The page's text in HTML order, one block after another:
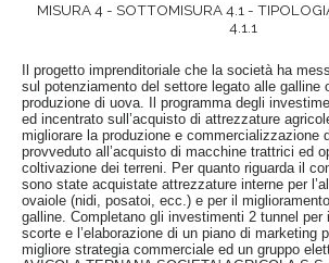
MISURA 4 - SOTTOMISURA 4.1 -
4.1.1
Il progetto imprenditoriale che la società ha
sul potenziamento del settore legato alle galline
produzione di uova. Il programma degli
ed incentrato sull’acquisto di attrezzature
migliorare la produzione e commercializzazione
provveduto all’acquisto di macchine trattrici ed
coltivazione dei terreni. Per quanto riguarda il
sono state acquistate attrezzature interne per
ovaiole (nidi, posatoi, ecc.) e per il
galline. Completano gli investimenti 2 tunnel per
scorte e l’elaborazione di un piano di marketing
migliore strategia commerciale ed un gruppo